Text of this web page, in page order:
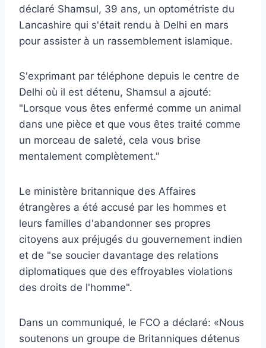
déclaré Shamsul, 39 ans, un optométriste du
Lancashire qui s'était rendu à Delhi en mars
pour assister à un rassemblement islamique.
S'exprimant par téléphone depuis le centre de
Delhi où il est détenu, Shamsul a ajouté:
"Lorsque vous êtes enfermé comme un animal
dans une pièce et que vous êtes traité comme
un morceau de saleté, cela vous brise
mentalement complètement."
Le ministère britannique des Affaires
étrangères a été accusé par les hommes et
leurs familles d'abandonner ses propres
citoyens aux préjugés du gouvernement indien
et de "se soucier davantage des relations
diplomatiques que des effroyables violations
des droits de l'homme".
Dans un communiqué, le FCO a déclaré: «Nous
soutenons un groupe de Britanniques détenus